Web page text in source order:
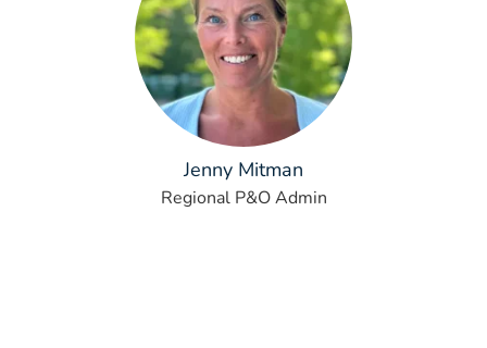
Jenny Mitman
Regional P&O Admin